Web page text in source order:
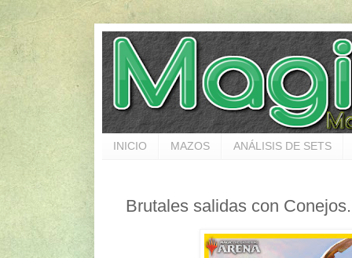
INICIO MAZOS ANÁLISIS DE SETS
Brutales salidas con